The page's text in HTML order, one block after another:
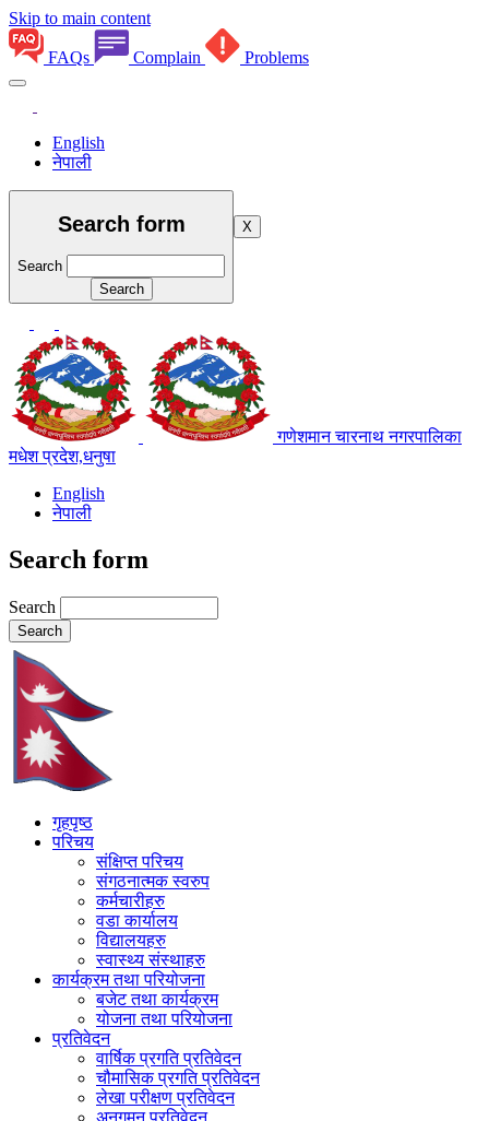
Skip to main content
FAQs Complain Problems
English
नेपाली
Search form
Search
X
गणेशमान चारनाथ नगरपालिका
मधेश प्रदेश,धनुषा
English
नेपाली
Search form
Search
गृहपृष्ठ
परिचय
संक्षिप्त परिचय
संगठनात्मक स्वरुप
कर्मचारीहरु
वडा कार्यालय
विद्यालयहरु
स्वास्थ्य संस्थाहरु
कार्यक्रम तथा परियोजना
बजेट तथा कार्यक्रम
योजना तथा परियोजना
प्रतिवेदन
वार्षिक प्रगति प्रतिवेदन
चौमासिक प्रगति प्रतिवेदन
लेखा परीक्षण प्रतिवेदन
अनुगमन प्रतिवेदन